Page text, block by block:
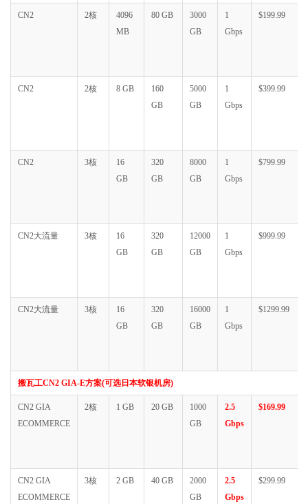
CN2 2核
4096
MB
80 GB
3000
GB
1
Gbps
$199.99
CN2 2核 8 GB
160
GB
5000
GB
1
Gbps
$399.99
CN2 3核
16
GB
320
GB
8000
GB
1
Gbps
$799.99
CN2大流量 3核
16
GB
320
GB
12000
GB
1
Gbps
$999.99
CN2大流量 3核
16
GB
320
GB
16000
GB
1
Gbps
$1299.99
搬瓦工CN2 GIA-E方案(可选日本软银机房)
CN2 GIA
ECOMMERCE
2核 1 GB 20 GB
1000
GB
2.5
Gbps
$169.99
CN2 GIA
ECOMMERCE
3核 2 GB 40 GB
2000
GB
2.5
Gbps
$299.99